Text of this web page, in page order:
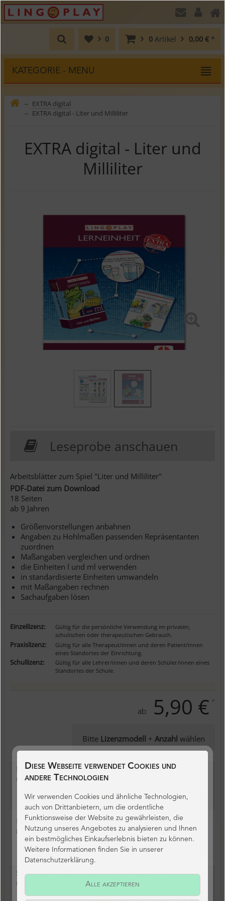
0 Artikel 0,00 € *
0
KATEGORIE - MENU
⤍ EXTRA digital
⤍ EXTRA digital - Liter und Milliliter
EXTRA digital - Liter und
Milliliter
Leseprobe anschauen
Arbeitsblätter zum Spiel "Liter und Milliliter"
PDF-Datei zum Download
18 Seiten
ab 9 Jahren
Größenvorstellungen anbahnen
Angaben zu Hohlmaßen passenden Repräsentanten
zuordnen
Maßangaben vergleichen und ordnen
die Einheiten l und ml verwenden
in standardisierte Einheiten umwandeln
mit Maßangaben rechnen
Sachaufgaben lösen
Einzellizenz:
Gültig für die persönliche Verwendung im privaten,
schulischen oder therapeutischen Gebrauch.
Praxislizenz:
Gültig für alle Therapeut/innen und deren Patient/innen
eines Standortes der Einrichtung.
Schullizenz:
Gültig für alle Lehrer/innen und deren Schüler/innen eines
Standortes der Schule.
ab 5,90 € *
Bitte Lizenzmodell +Anzahl wählen
Einzellizenz * EXTRA digital - Liter und Milliliter
DOWNLOADS: Einzellizenz
5,90 €
Praxislizenz * EXTRA digital - Liter und Milliliter
DOWNLOADS: Praxislizenz
Schullizenz * EXTRA digital - Liter und Milliliter
DOWNLOADS:
Diese Webseite verwendet Cookies und
andere Technologien
Wir verwenden Cookies und ähnliche Technologien,
auch von Drittanbietern, um die ordentliche
Funktionsweise der Website zu gewährleisten, die
Nutzung unseres Angebotes zu analysieren und Ihnen
ein bestmögliches Einkaufserlebnis bieten zu können.
Weitere Informationen finden Sie in unserer
Datenschutzerklärung.
Alle akzeptieren